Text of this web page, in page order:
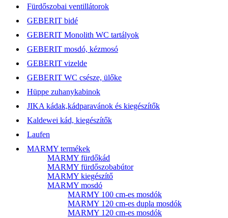
Fürdőszobai ventillátorok
GEBERIT bidé
GEBERIT Monolith WC tartályok
GEBERIT mosdó, kézmosó
GEBERIT vizelde
GEBERIT WC csésze, ülőke
Hüppe zuhanykabinok
JIKA kádak,kádparavánok és kiegészítők
Kaldewei kád, kiegészítők
Laufen
MARMY termékek
MARMY fürdőkád
MARMY fürdőszobabútor
MARMY kiegészítő
MARMY mosdó
MARMY 100 cm-es mosdók
MARMY 120 cm-es dupla mosdók
MARMY 120 cm-es mosdók